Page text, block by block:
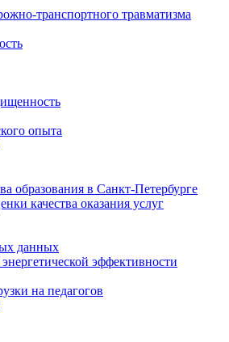
транспортного травматизма
опыта
образования в Санкт-Петербурге
качества оказания услуг
данных
эффективности
на педагогов